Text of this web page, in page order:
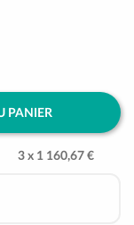
PANIER
3 x 1 160,67 €